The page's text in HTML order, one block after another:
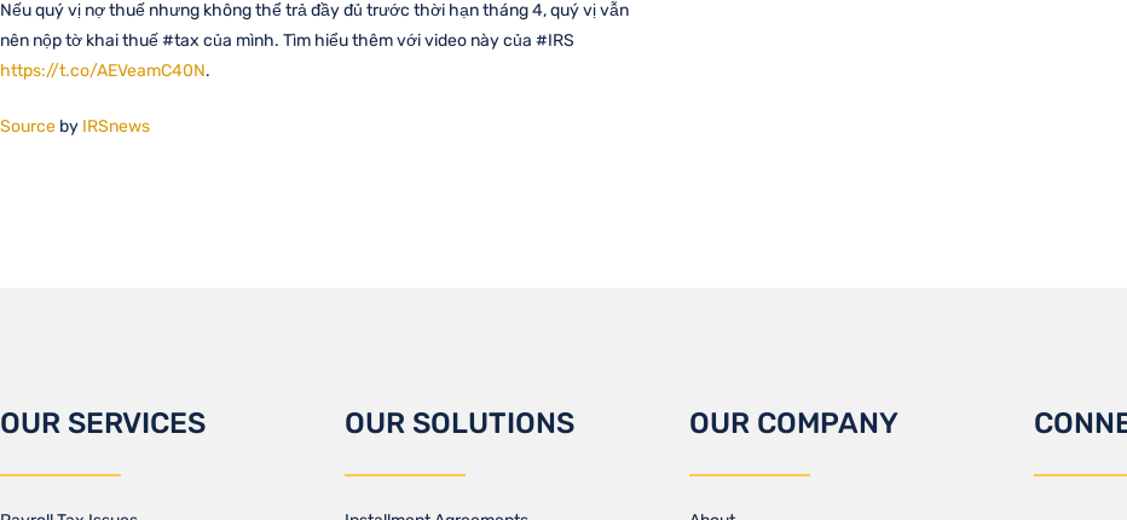
Nếu quý vị nợ thuế nhưng không thể trả đầy đủ trước thời hạn tháng 4, quý vị vẫn
nên nộp tờ khai thuế #tax của mình. Tìm hiểu thêm với video này của #IRS
https://t.co/AEVeamC40N.
Source by IRSnews
OUR SERVICES OUR SOLUTIONS OUR COMPANY